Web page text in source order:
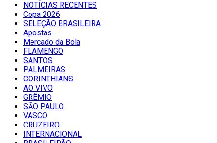
NOTÍCIAS RECENTES
Copa 2026
SELEÇÃO BRASILEIRA
Apostas
Mercado da Bola
FLAMENGO
SANTOS
PALMEIRAS
CORINTHIANS
AO VIVO
GRÊMIO
SĀO PAULO
VASCO
CRUZEIRO
INTERNACIONAL